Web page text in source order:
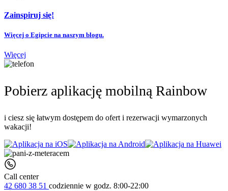
Zainspiruj się!
Więcej o Egipcie na naszym blogu.
Więcej
Pobierz aplikację mobilną Rainbow
i ciesz się łatwym dostępem do ofert i rezerwacji wymarzonych
wakacji!
Call center
42 680 38 51 codziennie w godz. 8:00-22:00